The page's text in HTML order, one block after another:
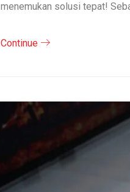
menemukan solusi tepat!
Continue